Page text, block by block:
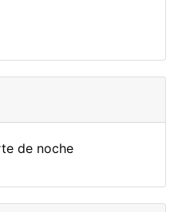
de noche